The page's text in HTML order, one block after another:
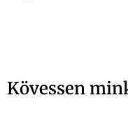
Kövessen